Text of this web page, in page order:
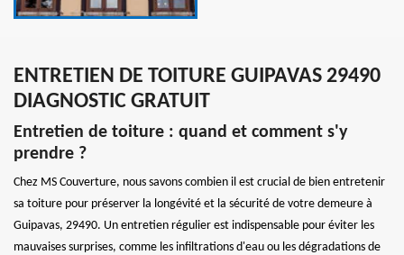
ENTRETIEN DE TOITURE GUIPAVAS 29490
DIAGNOSTIC GRATUIT
Entretien de toiture : quand et comment s'y
prendre ?
Chez MS Couverture, nous savons combien il est crucial de bien entretenir
sa toiture pour préserver la longévité et la sécurité de votre demeure à
Guipavas, 29490. Un entretien régulier est indispensable pour éviter les
mauvaises surprises, comme les infiltrations d'eau ou les dégradations de